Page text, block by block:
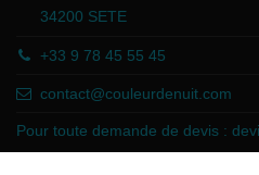
34200 SETE
+33 9 78 45 55 45
contact@couleurdenuit.com
Pour toute demande de devis :